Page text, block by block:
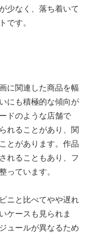
少なく、落ち着いて
です。
に関連した商品を幅
にも積極的な傾向が
ドのような店舗で
れることがあり、関
とがあります。作品
れることもあり、フ
っています。
ニと比べてやや遅れ
ケースも見られま
ュールが異なるため